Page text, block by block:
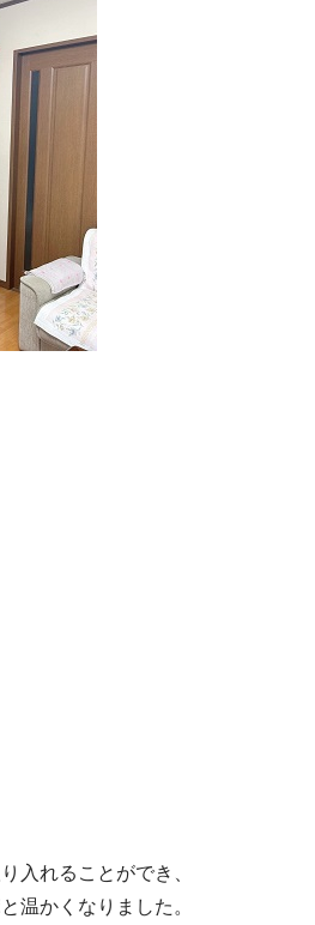
入れることができ、
温かくなりました。